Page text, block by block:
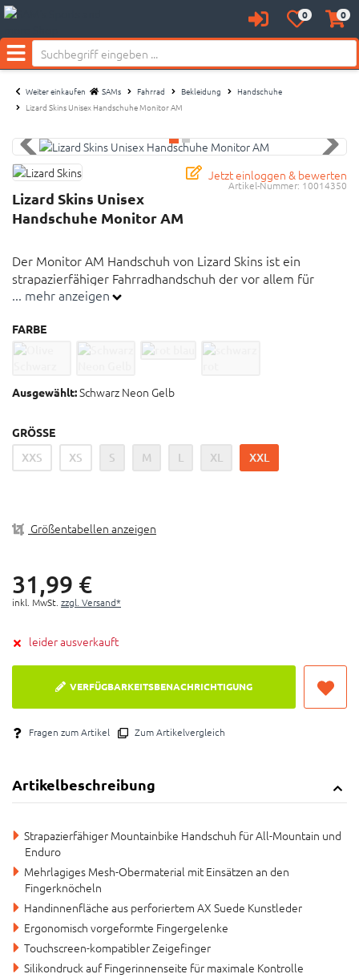
AnmeldenMerkzettel
aufklappen
0 0
Menü
Weiter einkaufen SAMs Fahrrad Bekleidung
Handschuhe
Lizard Skins Unisex Handschuhe Monitor AM
Jetzt einloggen & bewerten
Artikel-Nummer: 10014350
Lizard Skins Unisex
Handschuhe Monitor AM
Der Monitor AM Handschuh von Lizard Skins ist ein
strapazierfähiger Fahrradhandschuh der vor allem für
Mountainbike und Enduro ausgelegt ist.
MTB-Handschuhe
Touchscreen Kompatibel
Handinnenfläche aus Kunstleder
... mehr anzeigen
FARBE
Ausgewählt:Schwarz Neon Gelb
GRÖSSE
XXS XS S M L XL XXL
Größentabellen anzeigen
31,99 €
inkl. MwSt. zzgl. Versand*
leider ausverkauft
VERFÜGBARKEITSBENACHRICHTIGUNG
Fragen zum Artikel Zum Artikelvergleich
Artikelbeschreibung
Strapazierfähiger Mountainbike Handschuh für All-Mountain und
Enduro
Mehrlagiges Mesh-Obermaterial mit Einsätzen an den
Fingerknöcheln
Handinnenfläche aus perforiertem AX Suede Kunstleder
Ergonomisch vorgeformte Fingergelenke
Touchscreen-kompatibler Zeigefinger
Silikondruck auf Fingerinnenseite für maximale Kontrolle